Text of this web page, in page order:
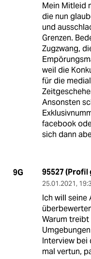
Mein Mitleid
die nun
und
Grenzen.
Zugzwang,
weil die
für die
Ansonsten
facebook
sich dann
9G 95527
25.01.2021,
Ich will seine
Warum treibt
Interview bei
mal vertun,